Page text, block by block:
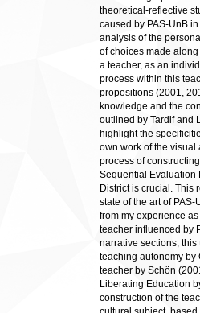
theoretical-reflective
caused by PAS-UnB
analysis of the
of choices made
a teacher, as an
process within this
propositions (2001,
knowledge and the
outlined by Tardif and
highlight the
own work of the visual
process of
Sequential Evaluation
District is crucial. This
state of the art of
from my experience
teacher influenced by
narrative sections,
teaching autonomy by
teacher by Schön
Liberating Education
construction of the